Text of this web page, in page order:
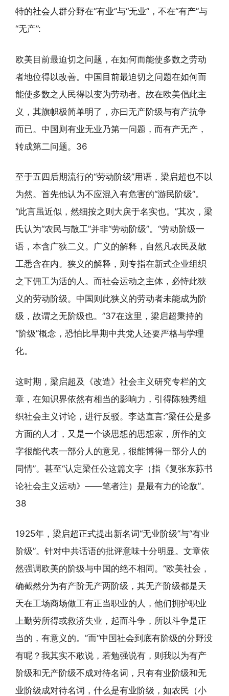
特的社会人群分野在“有业”与“无业”，不在“有产”与
“无产”:
欧美目前最迫切之问题，在如何而能使多数之劳动
者地位得以改善。中国目前最迫切之问题在如何而
能使多数之人民得以变为劳动者。故在欧美倡此主
义，其旗帜极简单明了，亦曰无产阶级与有产抗争
而已。中国则有业无业乃第一问题，而有产无产，
转成第二问题。36
至于五四后期流行的“劳动阶级”用语，梁启超也不以
为然。首先他认为不应混入有危害的“游民阶级”。
“此言虽近似，然细按之则大戾于名实也。”其次，梁
氏认为“农民与散工”并非“劳动阶级”。“劳动阶级一
语，本含广狭二义。广义的解释，自然凡农民及散
工悉含在内。狭义的解释，则专指在新式企业组织
之下佣工为活的人。而社会运动之主体，必恃此狭
义的劳动阶级。中国则此狭义的劳动者未能成为阶
级，故谓之无阶级也。”37在这里，梁启超秉持的
“阶级”概念，恐怕比早期中共党人还要严格与学理
化。
这时期，梁启超及《改造》社会主义研究专栏的文
章，在知识界依然有相当的影响力，引得陈独秀组
织社会主义讨论，进行反驳。李达直言:“梁任公是多
方面的人才，又是一个谈思想的思想家，所作的文
字很能代表一部分人的意见，很能博得一部分人的
同情”。甚至“认定梁任公这篇文字（指《复张东荪书
论社会主义运动》——笔者注）是最有力的论敌”。
38
1925年，梁启超正式提出新名词“无业阶级”与“有业
阶级”。针对中共话语的批评意味十分明显。文章依
然强调欧美的阶级与中国的绝不相同。“欧美社会，
确截然分为有产阶无产两阶级，其无产阶级都是天
天在工场商场做工有正当职业的人，他们拥护职业
上勤劳所得或救济失业，起而斗争，所以斗争是正
当的，有意义的。”而“中国社会到底有阶级的分野没
有呢？我其实不敢说，若勉强说有，则我以为有产
阶级和无产阶级不成对待名词，只有有业阶级和无
业阶级成对待名词，什么是有业阶级，如农民（小